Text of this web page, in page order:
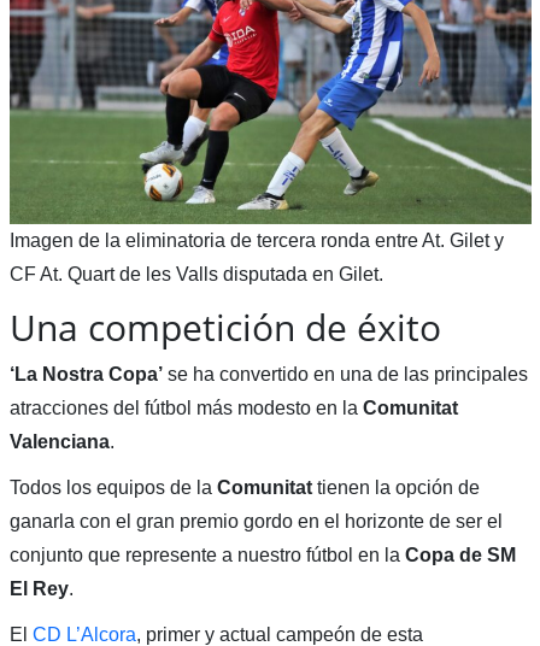
Imagen de la eliminatoria de tercera ronda entre At. Gilet y
CF At. Quart de les Valls disputada en Gilet.
Una competición de éxito
‘La Nostra Copa’ se ha convertido en una de las principales
atracciones del fútbol más modesto en la Comunitat
Valenciana.
Todos los equipos de la Comunitattienen la opción de
ganarla con el gran premio gordo en el horizonte de ser el
conjunto que represente a nuestro fútbol en la Copa de SM
El Rey.
El CD L’Alcora, primer y actual campeón de esta